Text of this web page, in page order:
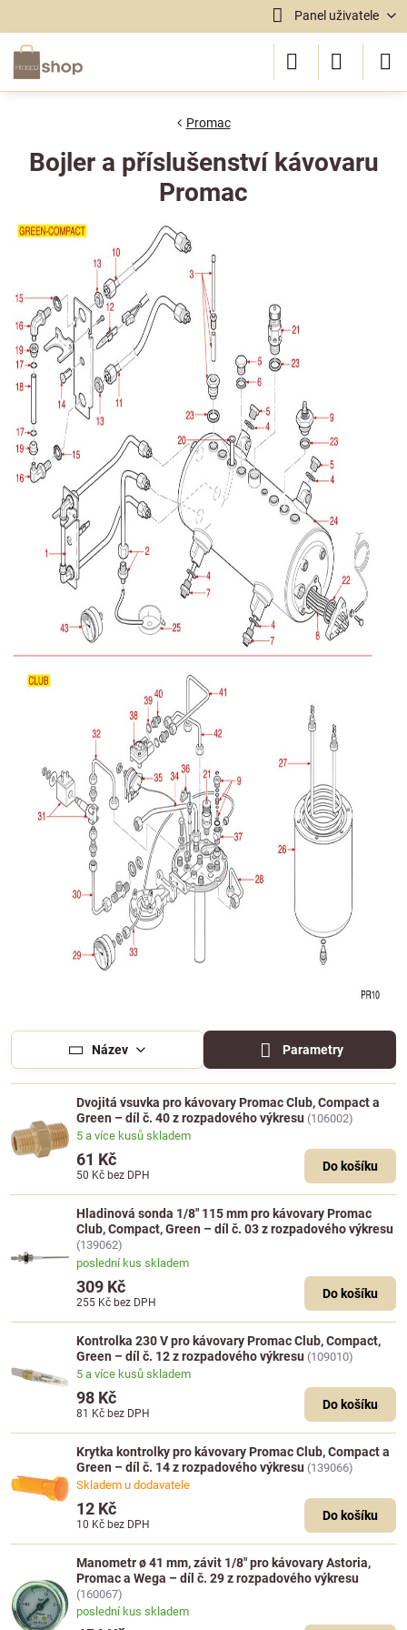
Panel uživatele
Promac
Bojler a příslušenství kávovaru
Promac
Název Parametry
Dvojitá vsuvka pro kávovary Promac Club, Compact a
Green – díl č. 40 z rozpadového výkresu (106002)
5 a více kusů skladem
61 Kč
50 Kč bez DPH
Do košíku
Hladinová sonda 1/8" 115 mm pro kávovary Promac
Club, Compact, Green – díl č. 03 z rozpadového výkresu
(139062)
poslední kus skladem
309 Kč
255 Kč bez DPH
Do košíku
Kontrolka 230 V pro kávovary Promac Club, Compact,
Green – díl č. 12 z rozpadového výkresu (109010)
5 a více kusů skladem
98 Kč
81 Kč bez DPH
Do košíku
Krytka kontrolky pro kávovary Promac Club, Compact a
Green – díl č. 14 z rozpadového výkresu (139066)
Skladem u dodavatele
12 Kč
10 Kč bez DPH
Do košíku
Manometr ø 41 mm, závit 1/8" pro kávovary Astoria,
Promac a Wega – díl č. 29 z rozpadového výkresu
(160067)
poslední kus skladem